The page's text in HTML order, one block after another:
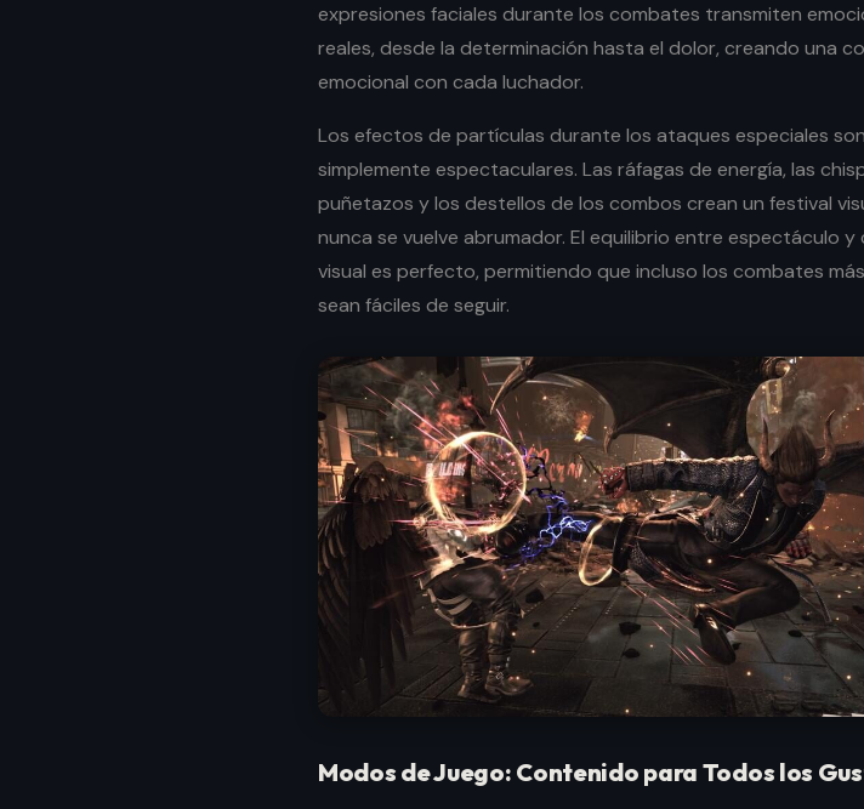
expresiones faciales durante los combates transmiten
reales, desde la determinación hasta el dolor, creando una
emocional con cada luchador.
Los efectos de partículas durante los ataques especiales son
simplemente espectaculares. Las ráfagas de energía, las
puñetazos y los destellos de los combos crean un festival
nunca se vuelve abrumador. El equilibrio entre espectáculo y
visual es perfecto, permitiendo que incluso los combates
sean fáciles de seguir.
Modos de Juego: Contenido para Todos los